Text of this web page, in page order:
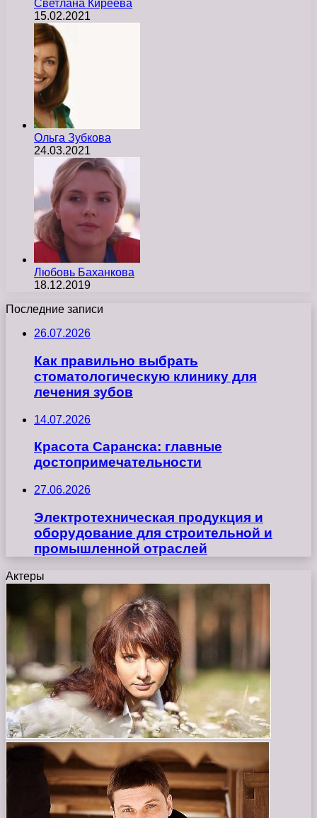
Светлана Киреева
15.02.2021
Ольга Зубкова
24.03.2021
Любовь Баханкова
18.12.2019
Последние записи
26.07.2026
Как правильно выбрать
стоматологическую клинику для
лечения зубов
14.07.2026
Красота Саранска: главные
достопримечательности
27.06.2026
Электротехническая продукция и
оборудование для строительной и
промышленной отраслей
Актеры